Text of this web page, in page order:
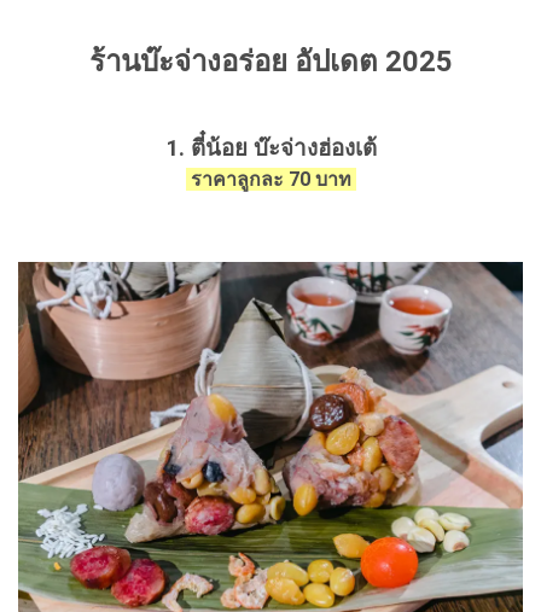
ร้านบ๊ะจ่างอร่อย อัปเดต 2025
1. ตี๋น้อย บ๊ะจ่างฮ่องเต้
ราคาลูกละ 70 บาท